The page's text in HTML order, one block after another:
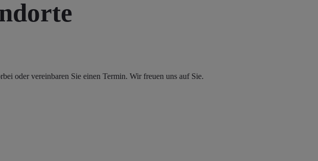
oder vereinbaren Sie einen Termin. Wir freuen uns auf Sie.